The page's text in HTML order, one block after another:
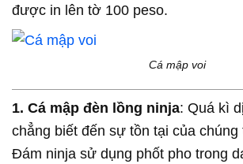
được in lên tờ 100 peso.
Cá mập voi
1. Cá mập đèn lồng ninja: Quá kì
chẳng biết đến sự tồn tại của
Đám ninja sử dụng phốt pho trong